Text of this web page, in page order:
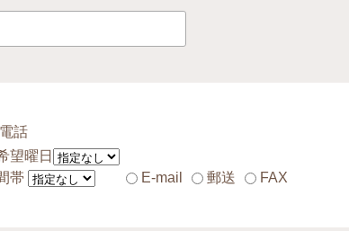
話
望曜日
帯
E-mail 郵送 FAX